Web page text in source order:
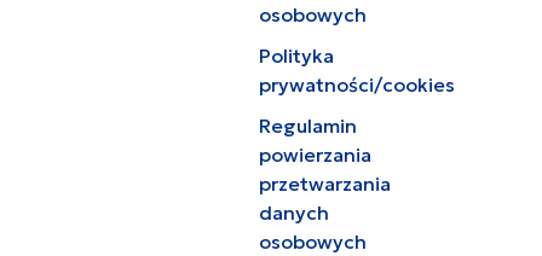
osobowych
Polityka
prywatności/cookies
Regulamin
powierzania
przetwarzania
danych
osobowych